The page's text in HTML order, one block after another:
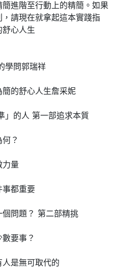
進階至行動上的精簡。如果
請現在就拿起這本實踐指
心人生
的學問郭瑞祥
的舒心人生詹采妮
」的人 第一部追求本質
？
力量
事都重要
問題？ 第二部精挑
要事？
是無可取代的